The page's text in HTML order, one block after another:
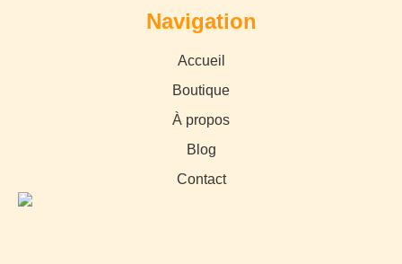
Navigation
Accueil
Boutique
À propos
Blog
Contact